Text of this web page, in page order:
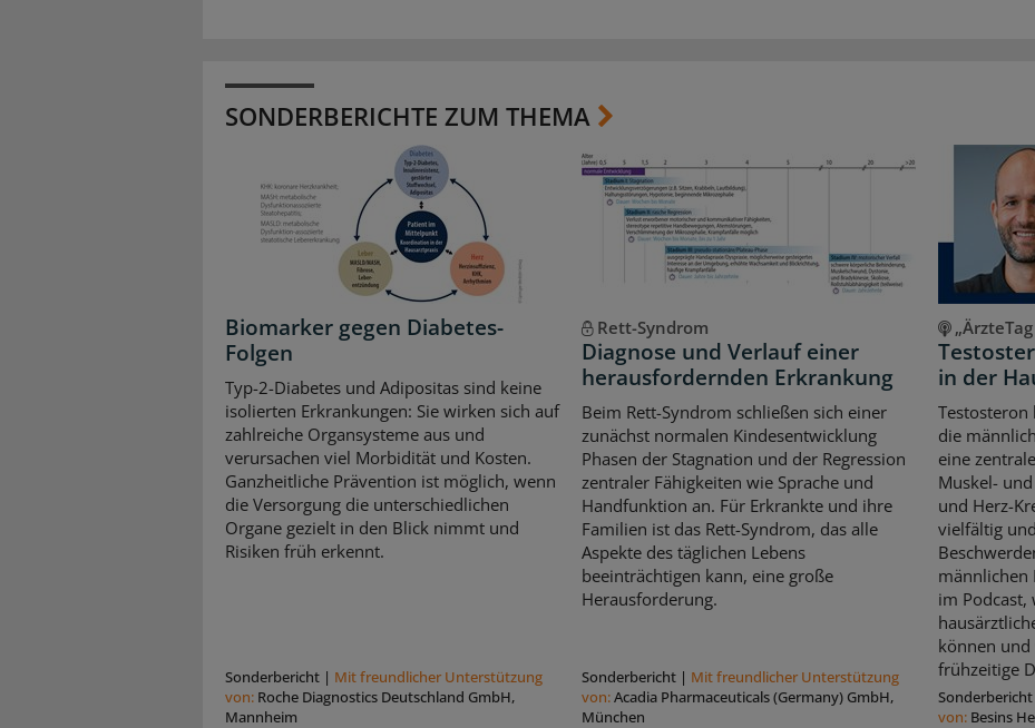
SONDERBERICHTE ZUM THEMA
Biomarker gegen Diabetes-
Folgen
Typ-2-Diabetes und Adipositas sind keine
isolierten Erkrankungen: Sie wirken sich auf
zahlreiche Organsysteme aus und
verursachen viel Morbidität und Kosten.
Ganzheitliche Prävention ist möglich, wenn
die Versorgung die unterschiedlichen
Organe gezielt in den Blick nimmt und
Risiken früh erkennt.
Sonderbericht | Mit freundlicher Unterstützung
von: Roche Diagnostics Deutschland GmbH,
Mannheim
Rett-Syndrom
Diagnose und Verlauf einer
herausfordernden Erkrankung
Beim Rett-Syndrom schließen sich einer
zunächst normalen Kindesentwicklung
Phasen der Stagnation und der Regression
zentraler Fähigkeiten wie Sprache und
Handfunktion an. Für Erkrankte und ihre
Familien ist das Rett-Syndrom, das alle
Aspekte des täglichen Lebens
beeinträchtigen kann, eine große
Herausforderung.
Sonderbericht| Mit freundlicher Unterstützung
von:Acadia Pharmaceuticals (Germany) GmbH,
München
in der
die
eine
Muskel-
und Herz-
vielfältig
männlichen
im Podcast,
können und
frühzeitige
Sonderbericht
von: Besins